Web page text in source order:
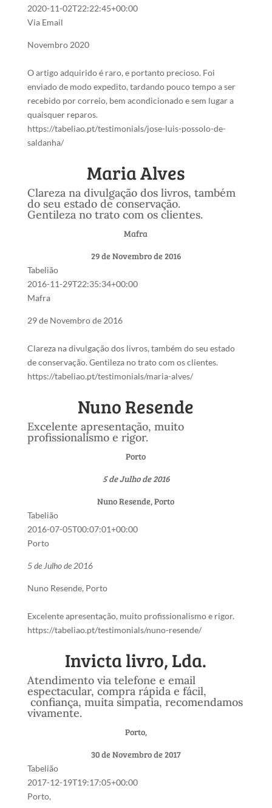
2020-11-02T22:22:45+00:00
Via Email
Novembro 2020
O artigo adquirido é raro, e portanto precioso. Foi
enviado de modo expedito, tardando pouco tempo a ser
recebido por correio, bem acondicionado e sem lugar a
quaisquer reparos.
https://tabeliao.pt/testimonials/jose-luis-possolo-de-
saldanha/
Maria Alves
Clareza na divulgação dos livros, também
do seu estado de conservação.
Gentileza no trato com os clientes.
Mafra
29 de Novembro de 2016
Tabelião
2016-11-29T22:35:34+00:00
Mafra
29 de Novembro de 2016
Clareza na divulgação dos livros, também do seu estado
de conservação. Gentileza no trato com os clientes.
https://tabeliao.pt/testimonials/maria-alves/
Nuno Resende
Excelente apresentação, muito
profissionalismo e rigor.
Porto
5 de Julho de 2016
Nuno Resende, Porto
Tabelião
2016-07-05T00:07:01+00:00
Porto
5 de Julho de 2016
Nuno Resende, Porto
Excelente apresentação, muito profissionalismo e rigor.
https://tabeliao.pt/testimonials/nuno-resende/
Invicta livro, Lda.
Atendimento via telefone e email
espectacular, compra rápida e fácil,
confiança, muita simpatia, recomendamos
vivamente.
Porto,
30 de Novembro de 2017
Tabelião
2017-12-19T19:17:05+00:00
Porto,